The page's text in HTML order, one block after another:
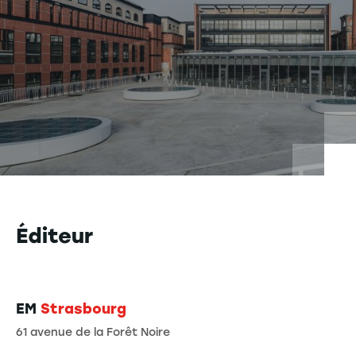
Éditeur
EM Strasbourg
61 avenue de la Forêt Noire